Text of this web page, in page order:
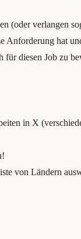
(oder verlangen
Anforderung hat
für diesen Job zu
in X
von Ländern